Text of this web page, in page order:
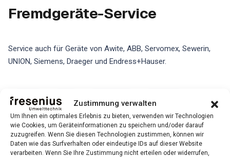
Zustimmung verwalten
Um Ihnen ein optimales Erlebnis zu bieten, verwenden wir Technologien
wie Cookies, um Geräteinformationen zu speichern und/oder darauf
zuzugreifen. Wenn Sie diesen Technologien zustimmen, können wir
Daten wie das Surfverhalten oder eindeutige IDs auf dieser Website
verarbeiten. Wenn Sie Ihre Zustimmung nicht erteilen oder widerrufen,
Fremdgeräte-Service
Service auch für Geräte von Awite, ABB, Servomex, Sewerin,
UNION, Siemens, Draeger und Endress+Hauser.
Awite ABB
UNION Siemens Draeger
Endress+Hauser